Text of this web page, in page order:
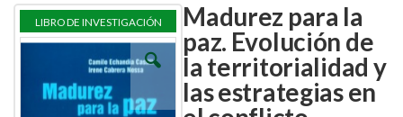
Madurez para la
paz. Evolución de
la territorialidad y
las estrategias en
Skip
the
Skip
the
LIBRO DE INVESTIGACIÓN